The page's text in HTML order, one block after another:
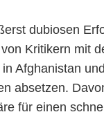
dubiosen
Kritikern mit
Afghanistan
absetzen.
für einen